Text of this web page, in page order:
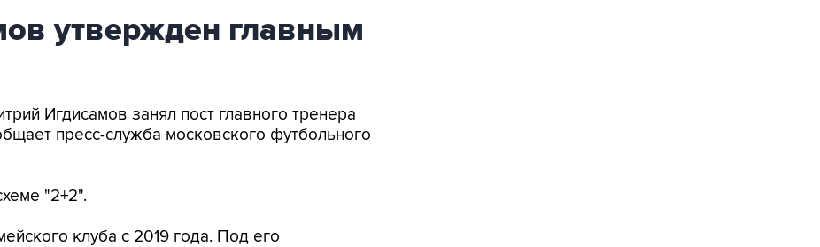
утвержден главным
Игдисамов занял пост главного тренера
пресс-служба московского футбольного
"2+2".
клуба с 2019 года. Под его